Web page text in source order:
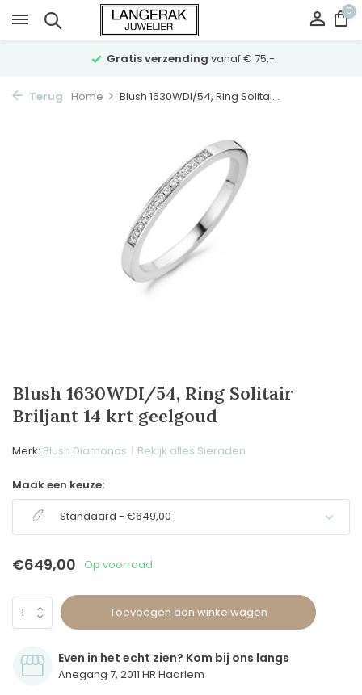
0
Gratis verzending vanaf € 75,-
Terug Home Blush 1630WDI/54, Ring Solitai...
Blush 1630WDI/54, Ring Solitair
Briljant 14 krt geelgoud
Merk: Blush Diamonds Bekijk alles Sieraden
Maak een keuze:
Standaard - €649,00
€649,00 Op voorraad
Toevoegen aan winkelwagen
Even in het echt zien? Kom bij ons langs
Anegang 7, 2011 HR Haarlem